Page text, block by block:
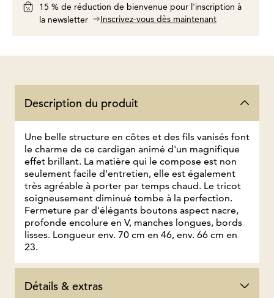
15 % de réduction de bienvenue pour l'inscription à
la newsletter
Inscrivez-vous dès maintenant
Description du produit
Une belle structure en côtes et des fils vanisés font
le charme de ce cardigan animé d'un magnifique
effet brillant. La matière qui le compose est non
seulement facile d'entretien, elle est également
très agréable à porter par temps chaud. Le tricot
soigneusement diminué tombe à la perfection.
Fermeture par d'élégants boutons aspect nacre,
profonde encolure en V, manches longues, bords
lisses. Longueur env. 70 cm en 46, env. 66 cm en
23.
Détails & extras